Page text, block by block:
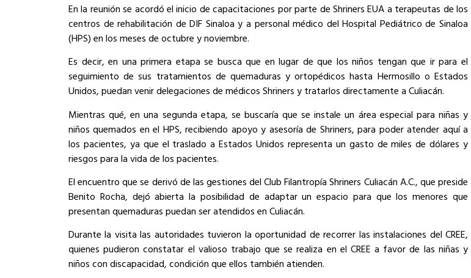
En la reunión se acordó el inicio de capacitaciones por parte de Shriners EUA a terapeutas de los
centros de rehabilitación de DIF Sinaloa y a personal médico del Hospital Pediátrico de Sinaloa
(HPS) en los meses de octubre y noviembre.
Es decir, en una primera etapa se busca que en lugar de que los niños tengan que ir para el
seguimiento de sus tratamientos de quemaduras y ortopédicos hasta Hermosillo o Estados
Unidos, puedan venir delegaciones de médicos Shriners y tratarlos directamente a Culiacán.
Mientras qué, en una segunda etapa, se buscaría que se instale un área especial para niñas y
niños quemados en el HPS, recibiendo apoyo y asesoría de Shriners, para poder atender aquí a
los pacientes, ya que el traslado a Estados Unidos representa un gasto de miles de dólares y
riesgos para la vida de los pacientes.
El encuentro que se derivó de las gestiones del Club Filantropía Shriners Culiacán A.C., que preside
Benito Rocha, dejó abierta la posibilidad de adaptar un espacio para que los menores que
presentan quemaduras puedan ser atendidos en Culiacán.
Durante la visita las autoridades tuvieron la oportunidad de recorrer las instalaciones del CREE,
quienes pudieronconstatar el valioso trabajo que se realiza en el CREE a favor de las niñas y
niños con discapacidad, condición que ellos también atienden.